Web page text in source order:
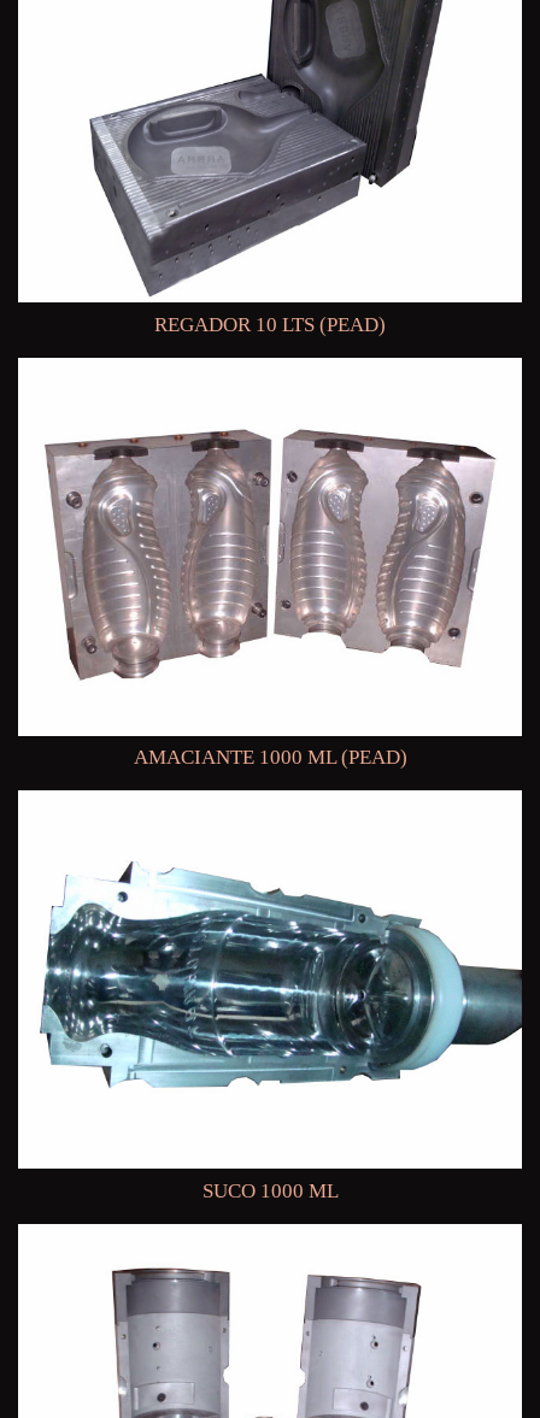
REGADOR 10 LTS (PEAD)
AMACIANTE 1000 ML (PEAD)
SUCO 1000 ML